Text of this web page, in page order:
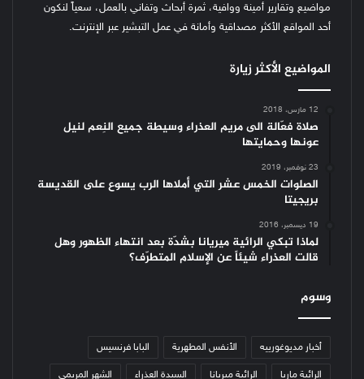
مواضيع وتقارير أمينة ووافية، ثمرة أبحاث وتفاني بالعمل، سعياً لنكون
أحد المواقع الأكثر مصداقية وأمانة في عمل التبشير عبر الإنترنت.
المواضيع الأكثر زيارة
12 مارس، 2018
صلاة فعّالة الى مريم العذراء وسيطة جميع النِعم لنيل
عونها وحمايتها
23 نوفمبر، 2019
الصلوات الخمس عشر التي أملاها الرب يسوع على القديسة
بريجيتا
19 ديسمبر، 2016
لماذا تبكي الرائية ميريانا بشدّة بعد انتهاء الظهور وهل
قالت العذراء شيئاً عن الإسلام المتطرّف؟
وسوم
أخبار مديوغورييه الأنفس المطهرية البابا فرنسيس
الرائية ماريا الرائية ميريانا السيدة العذراء الشهر المريمي